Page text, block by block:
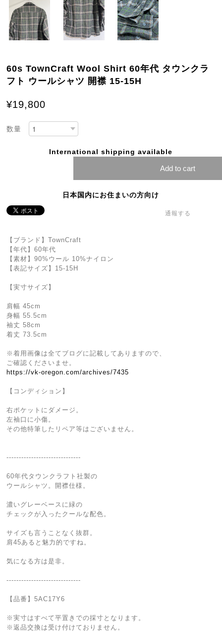
60s TownCraft Wool Shirt 60年代 タウンクラ
フト ウールシャツ 開襟 15-15H
¥19,800
数量
International shipping available
Add to cart
日本国内にお住まいの方向け
通報する
【ブランド】TownCraft
【年代】60年代
【素材】90%ウール 10%ナイロン
【表記サイズ】15-15H
【実寸サイズ】
肩幅 45cm
身幅 55.5cm
袖丈 58cm
着丈 73.5cm
※着用画像は全てブログに記載してありますので、
ご確認くださいませ。
https://vk-oregon.com/archives/7435
【コンディション】
右ポケットにダメージ。
左袖口に小傷。
その他特筆したリペア等はございません。
------------------------------
60年代タウンクラフト社製の
ウールシャツ。開襟仕様。
濃いグレーベースに緑の
チェックが入ったクールな配色。
サイズも言うことなく抜群。
肩45あると魅力的ですね。
気になる方は是非。
------------------------------
【品番】5AC17Y6
※実寸はすべて平置きでの採寸となります。
※返品交換は受け付けておりません。